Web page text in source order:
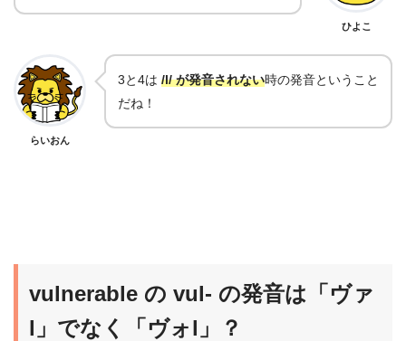
ひよこ
らいおん
3と4は /l/ が発音されない時の発音ということ
だね！
vulnerable の vul- の発音は「ヴァ
l」でなく「ヴォl」？